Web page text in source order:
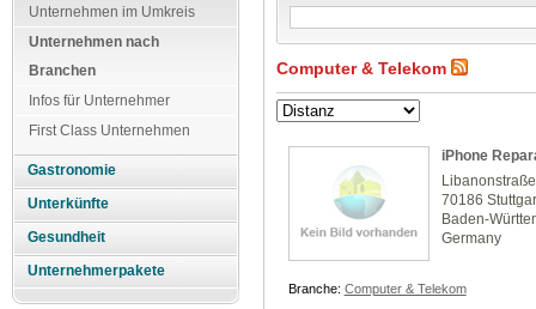
Unternehmen im Umkreis
Unternehmen nach
Branchen
Infos für Unternehmer
First Class Unternehmen
Gastronomie
Unterkünfte
Gesundheit
Unternehmerpakete
Computer & Telekom
iPhone
70186
Baden-
Germany
Branche: Computer & Telekom